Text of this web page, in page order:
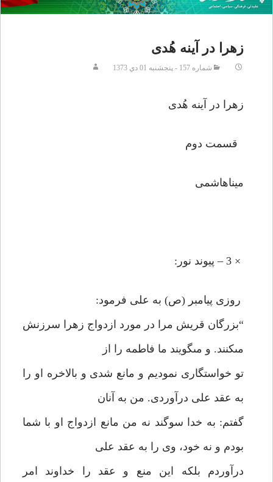
زهرا در آينه هُدى
شماره 157 - پنجشنبه 01 دي 1373
زهرا در آينه هُدى
قسمت دوم
مينا‌هاشمى
× 3 – پيوند نور:
روزى پيامبر (ص) به على فرمود:
“بزرگان قريش مرا در مورد ازدواج زهرا سرزنش
مى‏كنند. و مى‏گويند ما فاطمه را از
تو خواستگارى نموديم و مانع شدى و بالاخره او را
به عقد على درآوردى. من به آنان
گفتم: به خدا سوگند نه من مانع ازدواج او با شما
بودم و نه خود، وى را به عقد على
درآوردم بلكه اين منع و عقد را خداوند امر